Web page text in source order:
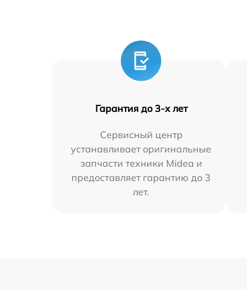
Гарантия до 3-х лет
Сервисный центр
устанавливает оригинальные
запчасти техники Midea и
предоставляет гарантию до 3
лет.